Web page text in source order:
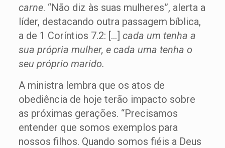
carne. “Não diz às suas mulheres”, alerta a
líder, destacando outra passagem bíblica,
a de 1 Coríntios 7.2: […] cada um tenha a
sua própria mulher, e cada uma tenha o
seu próprio marido.
A ministra lembra que os atos de
obediência de hoje terão impacto sobre
as próximas gerações. “Precisamos
entender que somos exemplos para
nossos filhos. Quando somos fiéis a Deus